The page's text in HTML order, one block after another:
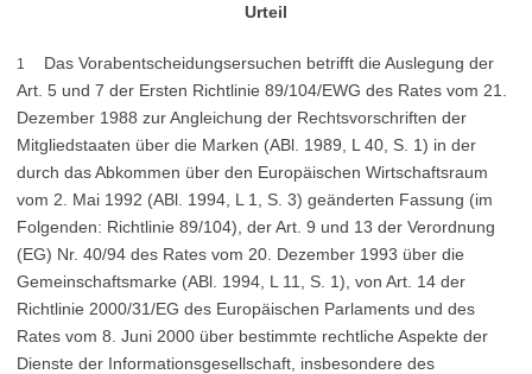
Urteil
1
Das Vorabentscheidungsersuchen betrifft die Auslegung der
Art. 5 und 7 der Ersten Richtlinie 89/104/EWG des Rates vom 21.
Dezember 1988 zur Angleichung der Rechtsvorschriften der
Mitgliedstaaten über die Marken (ABl. 1989, L 40, S. 1) in der
durch das Abkommen über den Europäischen Wirtschaftsraum
vom 2. Mai 1992 (ABl. 1994, L 1, S. 3) geänderten Fassung (im
Folgenden: Richtlinie 89/104), der Art. 9 und 13 der Verordnung
(EG) Nr. 40/94 des Rates vom 20. Dezember 1993 über die
Gemeinschaftsmarke (ABl. 1994, L 11, S. 1), von Art. 14 der
Richtlinie 2000/31/EG des Europäischen Parlaments und des
Rates vom 8. Juni 2000 über bestimmte rechtliche Aspekte der
Dienste der Informationsgesellschaft, insbesondere des